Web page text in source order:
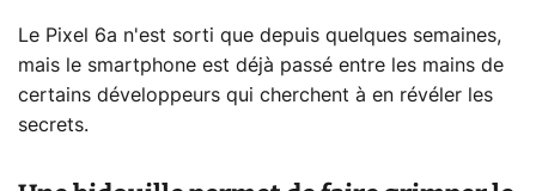
Le Pixel 6a n'est sorti que depuis quelques semaines,
mais le smartphone est déjà passé entre les mains de
certains développeurs qui cherchent à en révéler les
secrets.